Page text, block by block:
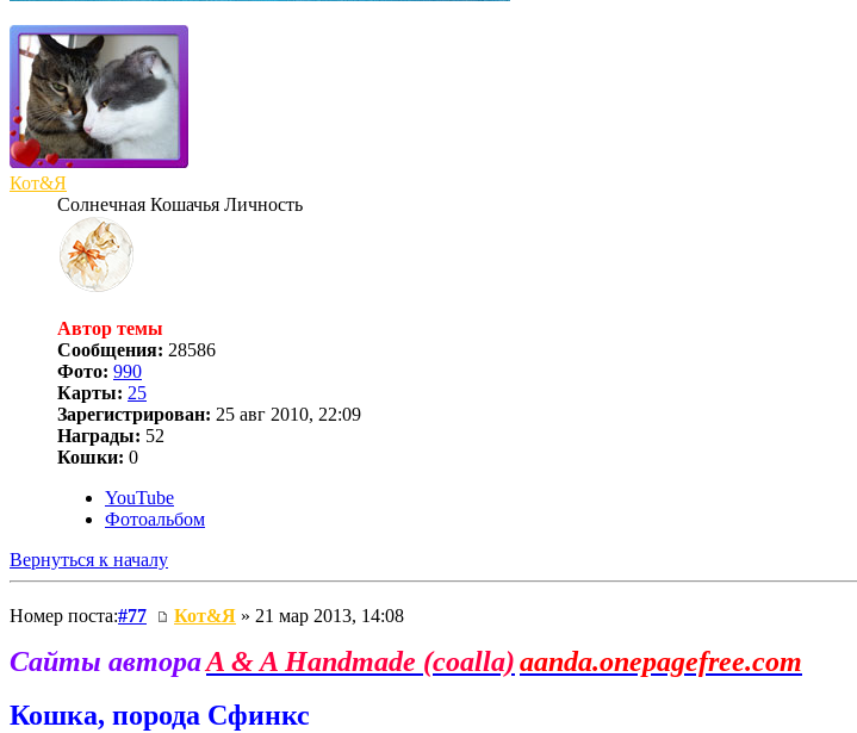
Кот&Я
Солнечная Кошачья Личность
Автор темы
Сообщения: 28586
Фото: 990
Карты: 25
Зарегистрирован: 25 авг 2010, 22:09
Награды: 52
Кошки: 0
YouTube
Фотоальбом
Вернуться к началу
Номер поста:#77 Кот&Я » 21 мар 2013, 14:08
Сайты автораA & A Handmade (coalla)aanda.onepagefree.com
Кошка, порода Сфинкс